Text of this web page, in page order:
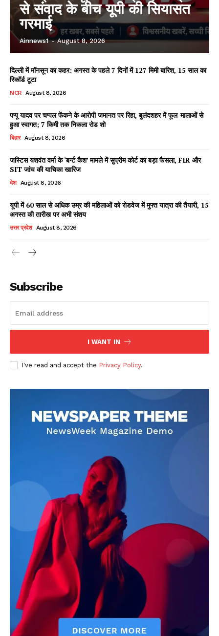
Facebook
X WhatsApp
Share
Read Latest News on AIN
AIN NEWS 1
Contact Us
Privacy Policy
Terms of Use Agreement
Facebook
X WhatsApp
Share
से संवाद के बीच यूपी की सियासत
गरमाई
Ainnews1 - August 8, 2026
दिल्ली में मॉनसून का कहर: अगस्त के पहले 7 दिनों में 127 मिमी बारिश, 15 साल का
रिकॉर्ड टूटा
NCR August 8, 2026
पप्पू यादव पर चप्पल फेंकने के आरोपी जमानत पर रिहा, बुलंदशहर में फूल-मालाओं से
हुआ स्वागत; 7 किमी तक निकला रोड शो
बिहार August 8, 2026
जस्टिस यशवंत वर्मा के ‘बर्न्ट कैश’ मामले में सुप्रीम कोर्ट का बड़ा फैसला, FIR और
SIT जांच की याचिका खारिज
देश August 8, 2026
यूपी में 60 साल से अधिक उम्र की महिलाओं को रोडवेज में मुफ्त यात्रा की तैयारी, 15
अगस्त की तारीख पर अभी संशय
उत्तर प्रदेश August 8, 2026
Subscribe
I WANT IN
I've read and accept the Privacy Policy.